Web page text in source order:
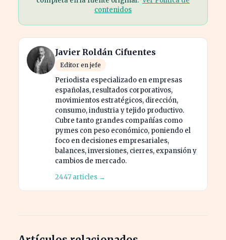
contenidos
Javier Roldán Cifuentes
Editor en jefe
Periodista especializado en empresas
españolas, resultados corporativos,
movimientos estratégicos, dirección,
consumo, industria y tejido productivo.
Cubre tanto grandes compañías como
pymes con peso económico, poniendo el
foco en decisiones empresariales,
balances, inversiones, cierres, expansión y
cambios de mercado.
2447 articles →